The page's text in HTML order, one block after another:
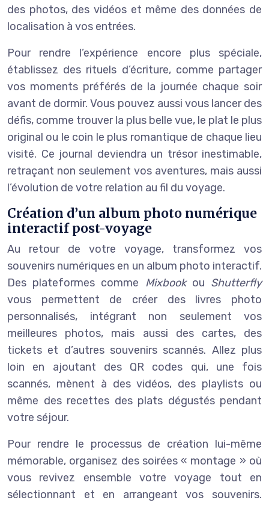
des photos, des vidéos et même des données de
localisation à vos entrées.
Pour rendre l’expérience encore plus spéciale,
établissez des rituels d’écriture, comme partager
vos moments préférés de la journée chaque soir
avant de dormir. Vous pouvez aussi vous lancer des
défis, comme trouver la plus belle vue, le plat le plus
original ou le coin le plus romantique de chaque lieu
visité. Ce journal deviendra un trésor inestimable,
retraçant non seulement vos aventures, mais aussi
l’évolution de votre relation au fil du voyage.
Création d’un album photo numérique
interactif post-voyage
Au retour de votre voyage, transformez vos
souvenirs numériques en un album photo interactif.
Des plateformes comme Mixbookou Shutterfly
vous permettent de créer des livres photo
personnalisés, intégrant non seulement vos
meilleures photos, mais aussi des cartes, des
tickets et d’autres souvenirs scannés. Allez plus
loin en ajoutant des QR codes qui, une fois
scannés, mènent à des vidéos, des playlists ou
même des recettes des plats dégustés pendant
votre séjour.
Pour rendre le processus de création lui-même
mémorable, organisez des soirées « montage » où
vous revivez ensemble votre voyage tout en
sélectionnant et en arrangeant vos souvenirs.